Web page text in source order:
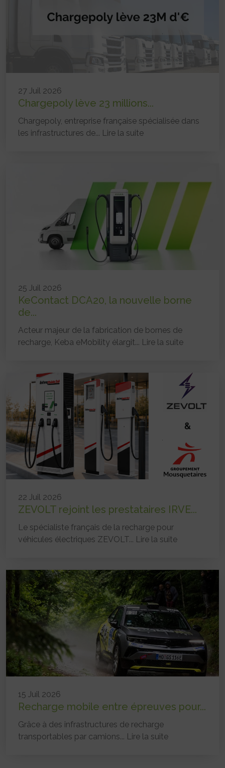
27 Juil 2026
Chargepoly lève 23 millions...
Chargepoly, entreprise française spécialisée dans
les infrastructures de... Lire la suite
25 Juil 2026
KeContact DCA20, la nouvelle borne
de...
Acteur majeur de la fabrication de bornes de
recharge, Keba eMobility élargit... Lire la suite
22 Juil 2026
ZEVOLT rejoint les prestataires IRVE...
Le spécialiste français de la recharge pour
véhicules électriques ZEVOLT... Lire la suite
15 Juil 2026
Recharge mobile entre épreuves pour...
Grâce à des infrastructures de recharge
transportables par camions... Lire la suite